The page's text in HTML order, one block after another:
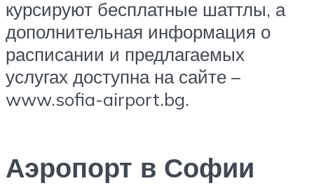
курсируют бесплатные шаттлы, а
дополнительная информация о
расписании и предлагаемых
услугах доступна на сайте –
www.sofia-airport.bg.
Аэропорт в Софии